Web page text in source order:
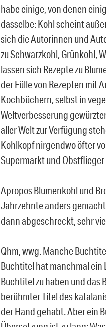
habe einige, von denen
dasselbe: Kohl scheint
sich die Autorinnen und
zu Schwarzkohl, Grünkohl,
lassen sich Rezepte zu
der Fülle von Rezepten mit
Kochbüchern, selbst in
Weltverbesserung
aller Welt zur Verfügung
Kohlkopf nirgendwo öfter
Supermarkt und
Apropos Blumenkohl und
Jahrzehnte anders
dann abgeschreckt, sehr
Qhm, wwg. Manche
Buchtitel hat manchmal ein
Buchtitel zu haben und das
berühmter Titel des
der Hand gehabt. Aber ein